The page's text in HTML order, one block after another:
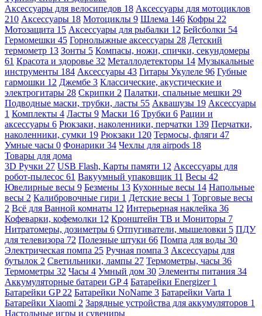
Аксессуары для велосипедов 18 Аксессуары для мотоциклов
210 Аксессуары 18 Мотоциклы 9 Шлема 146 Кофры 22
Мотозащита 15 Аксессуары для рыбалки 12 Бейсболки 54
Гермомешки 45 Горнолыжные аксессуары 28 Детский
термометр 13 Зонты 5 Компасы, ножи, спички, секундомеры
61 Красота и здоровье 32 Металлодетекторы 14 Музыкальные
инструменты 184 Аксессуары 43 Гитары Укулеле 96 Губные
гармошки 12 Джембе 3 Классические, акустические и
электрогитары 28 Скрипки 2 Палатки, спальные мешки 29
Подводные маски, трубки, ласты 55 Аквашузы 19 Аксессуары
1 Комплекты 4 Ласты 9 Маски 16 Трубки 6 Рации и
аксессуары 6 Рюкзаки, наколенники, перчатки 139 Перчатки,
наколенники, сумки 19 Рюкзаки 120 Термосы, фляги 47
Умные часы 0 Фонарики 34 Чехлы для airpods 18
Товары для дома
3D Ручки 27 USB Flash, Карты памяти 12 Аксессуары для
робот-пылесос 61 Вакуумный упаковщик 11 Весы 42
Ювелирные весы 9 Безмены 13 Кухонные весы 14 Напольные
весы 2 Калибровочные гири 1 Детские весы 1 Торговые весы
2 Всё для Ванной комнаты 12 Интерьерная наклейка 36
Кофеварки, кофемолки 12 Кронштейн ТВ и Мониторы 7
Нитратомеры, дозиметры 6 Отпугиватели, мышеловки 5 ПДУ
для телевизора 72 Полезные штуки 66 Помпа для воды 30
Электрическая помпа 25 Ручная помпа 3 Аксессуары для
бутылок 2 Светильники, лампы 27 Термометры, часы 36
Термометры 32 Часы 4 Умный дом 30 Элементы питания 34
Аккумуляторные батареи GP4 Батарейки Energizer 1
Батарейки GP 22 Батарейки NoName 3 Батарейки Varta 1
Батарейки Xiaomi 2 Зарядные устройства для аккумуляторов 1
Настольные игры и сувениры